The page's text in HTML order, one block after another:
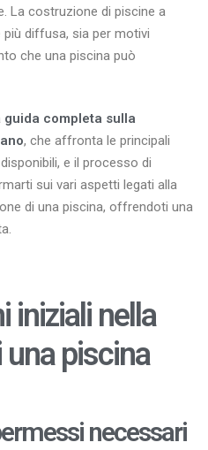
La costruzione di piscine a
diffusa, sia per motivi
che una piscina può
guida completa sulla
, che affronta le principali
e il processo di
sui vari aspetti legati alla
di una piscina, offrendoti una
iniziali nella
piscina
necessari